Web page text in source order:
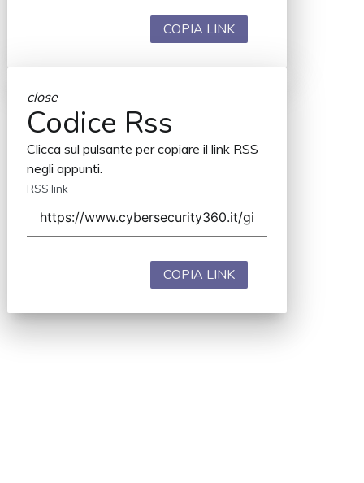
COPIA LINK
close
Codice Rss
Clicca sul pulsante per copiare il link RSS
negli appunti.
RSS link
COPIA LINK